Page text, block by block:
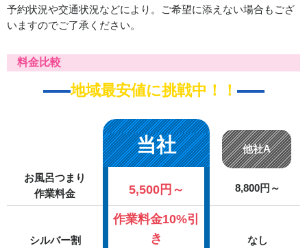
予約状況や交通状況などにより。ご希望に添えない場合もござ
いますのでご了承ください。
料金比較
地域最安値に挑戦中！！
当社 他社A
お風呂つまり
作業料金
5,500円～ 8,800円～
シルバー割
作業料金10%引
き
なし